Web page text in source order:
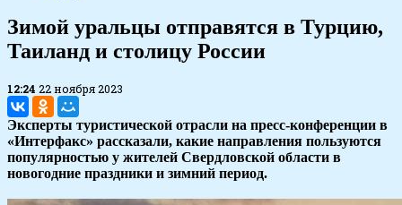
​Зимой уральцы отправятся в Турцию,
Таиланд и столицу России
12:24 22 ноября 2023
Эксперты туристической отрасли на пресс-конференции в
«Интерфакс» рассказали, какие направления пользуются
популярностью у жителей Свердловской области в
новогодние праздники и зимний период.